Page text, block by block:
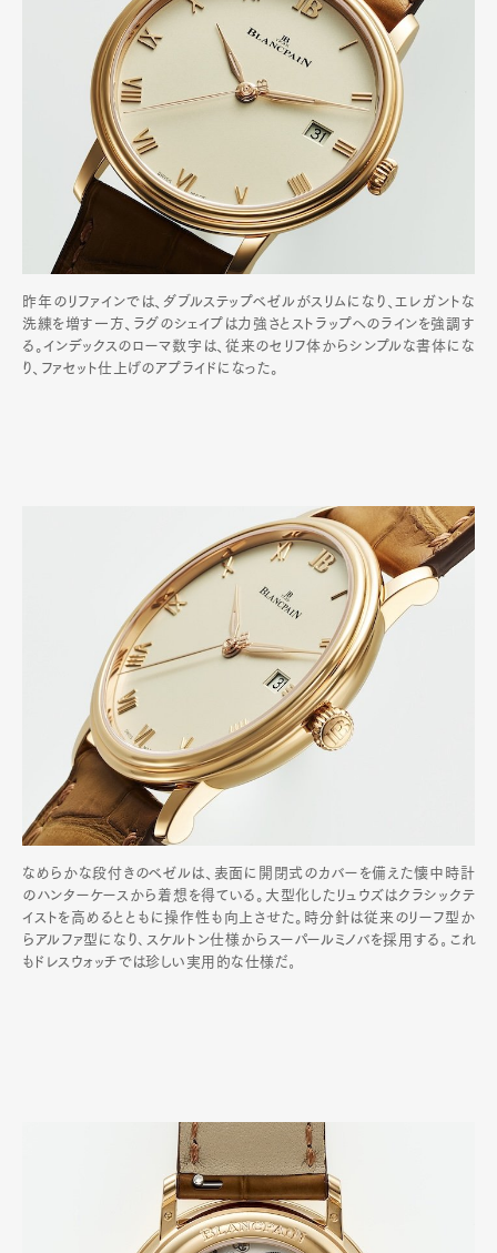
昨年のリファインでは、ダブルステップベゼルがスリムになり、エレガントな
洗練を増す一方、ラグのシェイプは力強さとストラップへのラインを強調す
る。インデックスのローマ数字は、従来のセリフ体からシンプルな書体にな
り、ファセット仕上げのアプライドになった。
なめらかな段付きのベゼルは、表面に開閉式のカバーを備えた懐中時計
のハンターケースから着想を得ている。大型化したリュウズはクラシックテ
イストを高めるとともに操作性も向上させた。時分針は従来のリーフ型か
らアルファ型になり､スケルトン仕様からスーパールミノバを採用する｡これ
もドレスウォッチでは珍しい実用的な仕様だ｡